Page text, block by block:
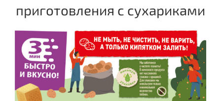
приготовления с сухариками